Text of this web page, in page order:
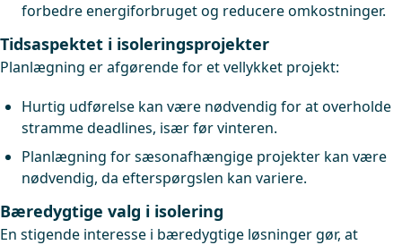
forbedre energiforbruget og reducere omkostninger.
Tidsaspektet i isoleringsprojekter
Planlægning er afgørende for et vellykket projekt:
Hurtig udførelse kan være nødvendig for at overholde
stramme deadlines, især før vinteren.
Planlægning for sæsonafhængige projekter kan være
nødvendig, da efterspørgslen kan variere.
Bæredygtige valg i isolering
En stigende interesse i bæredygtige løsninger gør, at